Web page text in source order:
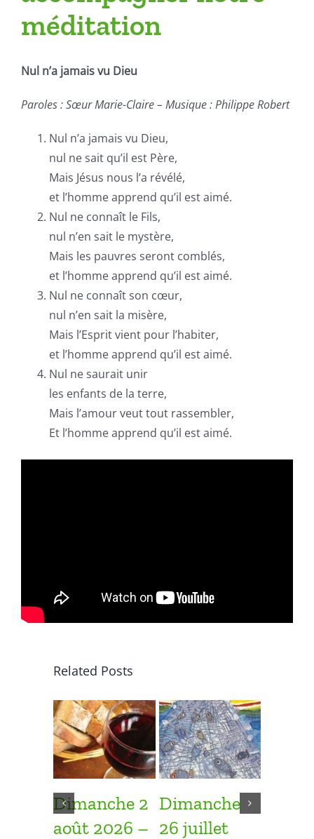
méditation
Nul n’a jamais vu Dieu
Paroles : Sœur Marie-Claire – Musique : Philippe Robert
Nul n’a jamais vu Dieu,
nul ne sait qu’il est Père,
Mais Jésus nous l’a révélé,
et l’homme apprend qu’il est aimé.
Nul ne connaît le Fils,
nul n’en sait le mystère,
Mais les pauvres seront comblés,
et l’homme apprend qu’il est aimé.
Nul ne connaît son cœur,
nul n’en sait la misère,
Mais l’Esprit vient pour l’habiter,
et l’homme apprend qu’il est aimé.
Nul ne saurait unir
les enfants de la terre,
Mais l’amour veut tout rassembler,
Et l’homme apprend qu’il est aimé.
Related Posts
Dimanche 2
août 2026 –
Dimanche
26 juillet